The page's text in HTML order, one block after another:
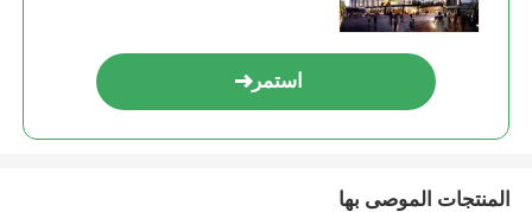
استمر
المنتجات الموصى بها